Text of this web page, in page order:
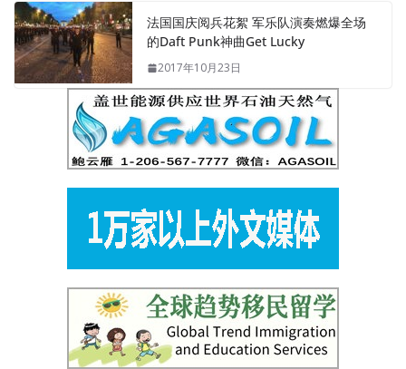
法国国庆阅兵花絮 军乐队演奏燃爆全场
的Daft Punk神曲Get Lucky
2017年10月23日